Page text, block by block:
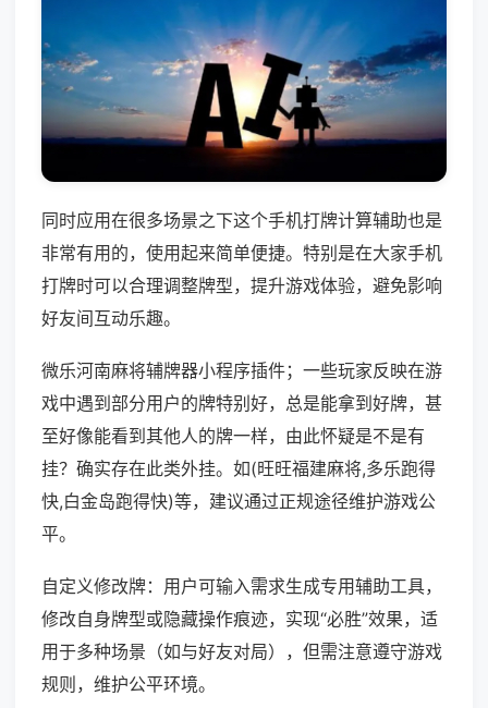
同时应用在很多场景之下这个手机打牌计算辅助也是
非常有用的，使用起来简单便捷。特别是在大家手机
打牌时可以合理调整牌型，提升游戏体验，避免影响
好友间互动乐趣。
微乐河南麻将辅牌器小程序插件；一些玩家反映在游
戏中遇到部分用户的牌特别好，总是能拿到好牌，甚
至好像能看到其他人的牌一样，由此怀疑是不是有
挂？确实存在此类外挂。如(旺旺福建麻将,多乐跑得
快,白金岛跑得快)等，建议通过正规途径维护游戏公
平。
自定义修改牌：用户可输入需求生成专用辅助工具，
修改自身牌型或隐藏操作痕迹，实现“必胜”效果，适
用于多种场景（如与好友对局），但需注意遵守游戏
规则，维护公平环境。